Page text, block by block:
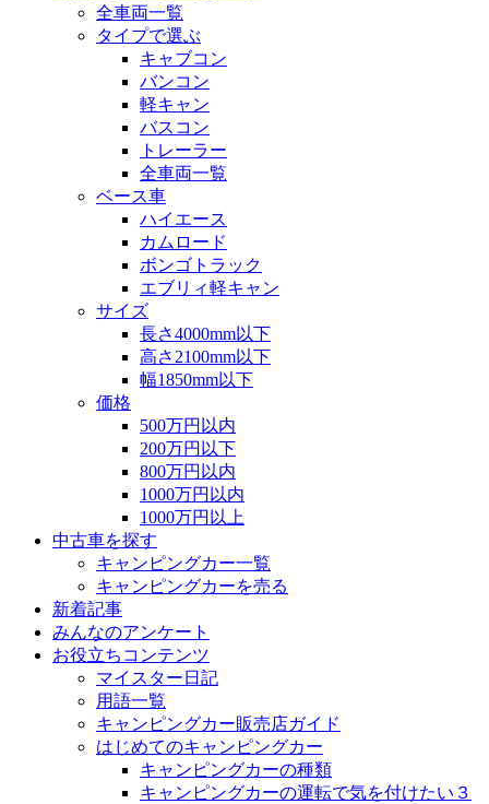
全車両一覧
タイプで選ぶ
キャブコン
バンコン
軽キャン
バスコン
トレーラー
全車両一覧
ベース車
ハイエース
カムロード
ボンゴトラック
エブリィ軽キャン
サイズ
長さ4000mm以下
高さ2100mm以下
幅1850mm以下
価格
500万円以内
200万円以下
800万円以内
1000万円以内
1000万円以上
中古車を探す
キャンピングカー一覧
キャンピングカーを売る
新着記事
みんなのアンケート
お役立ちコンテンツ
マイスター日記
用語一覧
キャンピングカー販売店ガイド
はじめてのキャンピングカー
キャンピングカーの種類
キャンピングカーの運転で気を付けたい３